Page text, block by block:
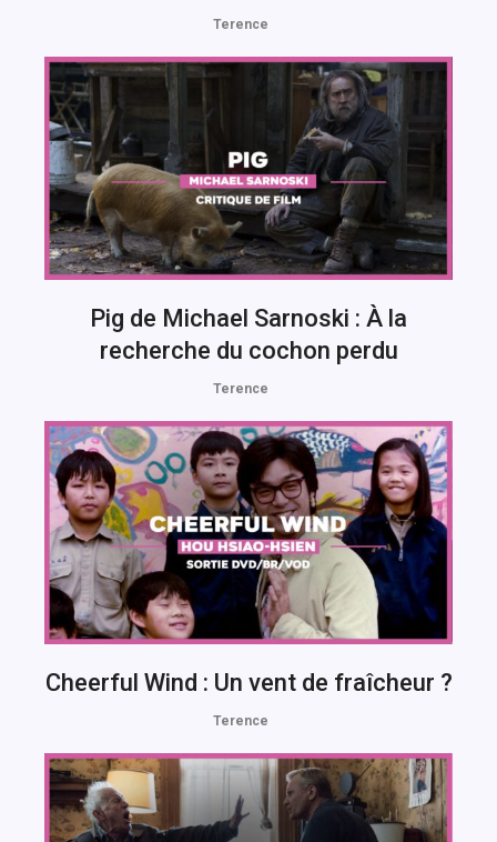
Terence
Pig de Michael Sarnoski : À la
recherche du cochon perdu
Terence
Cheerful Wind : Un vent de fraîcheur ?
Terence